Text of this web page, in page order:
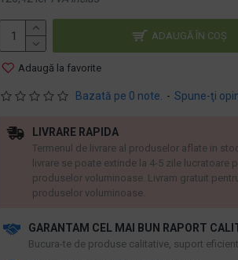
Bazată pe 0 note. - Spune-ţi
ADAUGĂ ÎN COŞ
Adaugă la favorite
GARANTAM CEL MAI BUN RAPORT
​Bucura-te de produse calitative, suport
LIVRARE RAPIDA
Termenul de livrare al produselor aflate in
livrare se poate extinde la 4-5 zile lucratoare
produselor voluminoase. Livram gratuit
produselor voluminoase.